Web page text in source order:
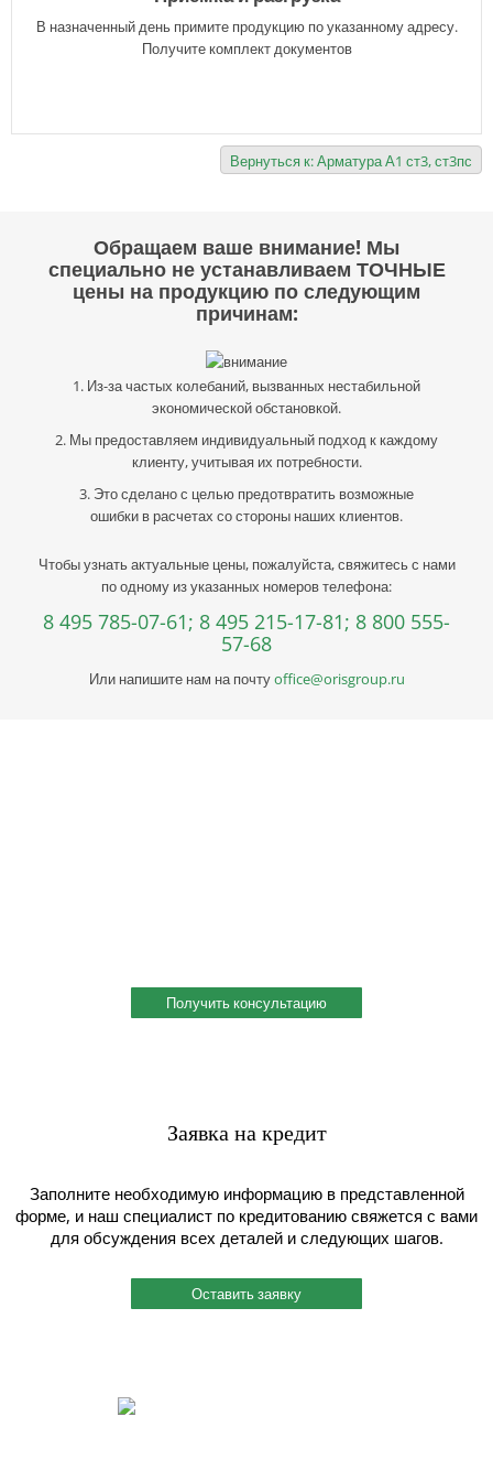
В назначенный день примите продукцию по указанному адресу.
Получите комплект документов
Вернуться к: Арматура А1 ст3, ст3пс
Обращаем ваше внимание! Мы
специально не устанавливаем ТОЧНЫЕ
цены на продукцию по следующим
причинам:
1. Из-за частых колебаний, вызванных нестабильной
экономической обстановкой.
2. Мы предоставляем индивидуальный подход к каждому
клиенту, учитывая их потребности.
3. Это сделано с целью предотвратить возможные
ошибки в расчетах со стороны наших клиентов.
Чтобы узнать актуальные цены, пожалуйста, свяжитесь с нами
по одному из указанных номеров телефона:
8 495 785-07-61; 8 495 215-17-81; 8 800 555-
57-68
Или напишите нам на почтуoffice@orisgroup.ru
Получить консультацию
Заявка на кредит
Заполните необходимую информацию в представленной
форме, и наш специалист по кредитованию свяжется с вами
для обсуждения всех деталей и следующих шагов.
Оставить заявку